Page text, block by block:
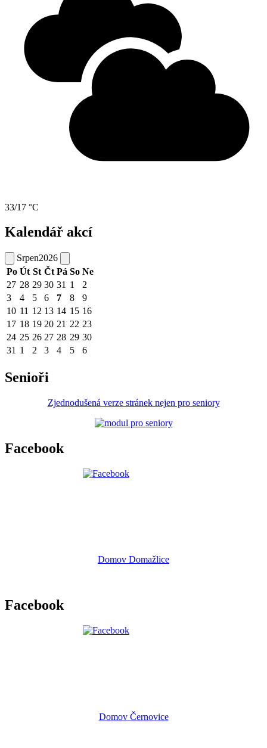
33/17 °C
Kalendář akcí
Srpen2026
Po Út St Čt Pá So Ne
27 28 29 30 31 1
2
3
4 5 6 7 8
9
10 11 12 13 14 15 16
17 18 19 20 21 22 23
24 25 26 27 28 29 30
31 1 2 3 4 5 6
Senioři
Zjednodušená verze stránek nejen pro seniory
Facebook
Domov Domažlice
Facebook
Domov Černovice